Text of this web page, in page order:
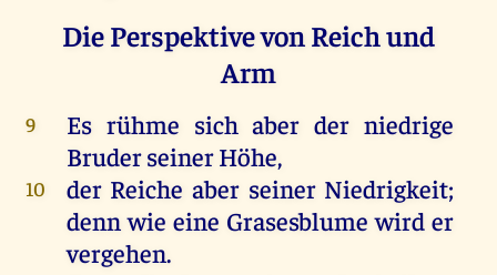
Die Perspektive von Reich und
Arm
9
Es rühme sich aber der niedrige
Bruder seiner Höhe,
10
der Reiche aber seiner Niedrigkeit;
denn wie eine Grasesblume wird er
vergehen.